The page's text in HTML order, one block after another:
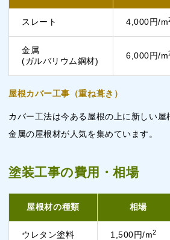
スレート 4,000円/m
金属
(ガルバリウム鋼材)
6,000円/m
屋根カバー工事（重ね葺き）
カバー工法は今ある屋根の上に新しい屋
金属の屋根材が人気を集めています。
塗装工事の費用・相場
屋根材の種類 相場
ウレタン塗料 1,500円/m2